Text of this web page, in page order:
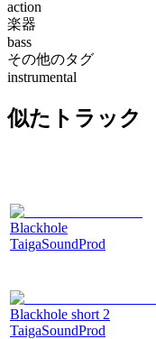
action
楽器
bass
その他のタグ
instrumental
似たトラック
Blackhole
TaigaSoundProd
Blackhole short 2
TaigaSoundProd